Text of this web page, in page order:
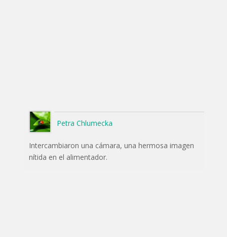
Petra Chlumecka
Intercambiaron una cámara, una hermosa imagen
nítida en el alimentador.